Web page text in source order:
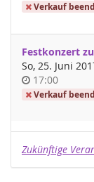
Verkauf
Festkonzert
So, 25. Juni
Uhrzeit
17:00
Verkauf
Zukünftige